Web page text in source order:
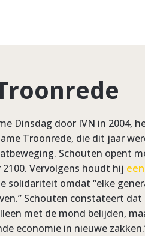
Dinsdag door IVN in 2004,
Troonrede, die dit jaar
Schouten opent
Vervolgens houdt hij
solidariteit omdat “elke
Schouten constateert
met de mond belijden,
economie in nieuwe